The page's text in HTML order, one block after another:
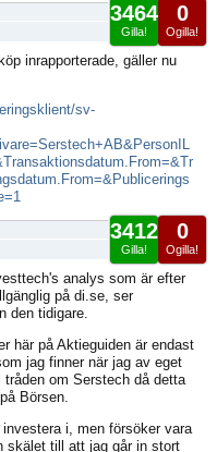
0
Ogilla!
3464
Gilla!
inrapporterade, gäller nu
sv-
0
Ogilla!
3412
Gilla!
analys som är efter
på di.se, ser
den tidigare.
här på Aktieguiden är endast
jag finner när jag av eget
om Serstech då detta
Börsen.
i, men försöker vara
skälet till att jag går in stort